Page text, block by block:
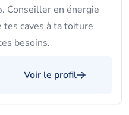
Conseiller en énergie
tes caves à ta toiture
besoins.
Voir le profil